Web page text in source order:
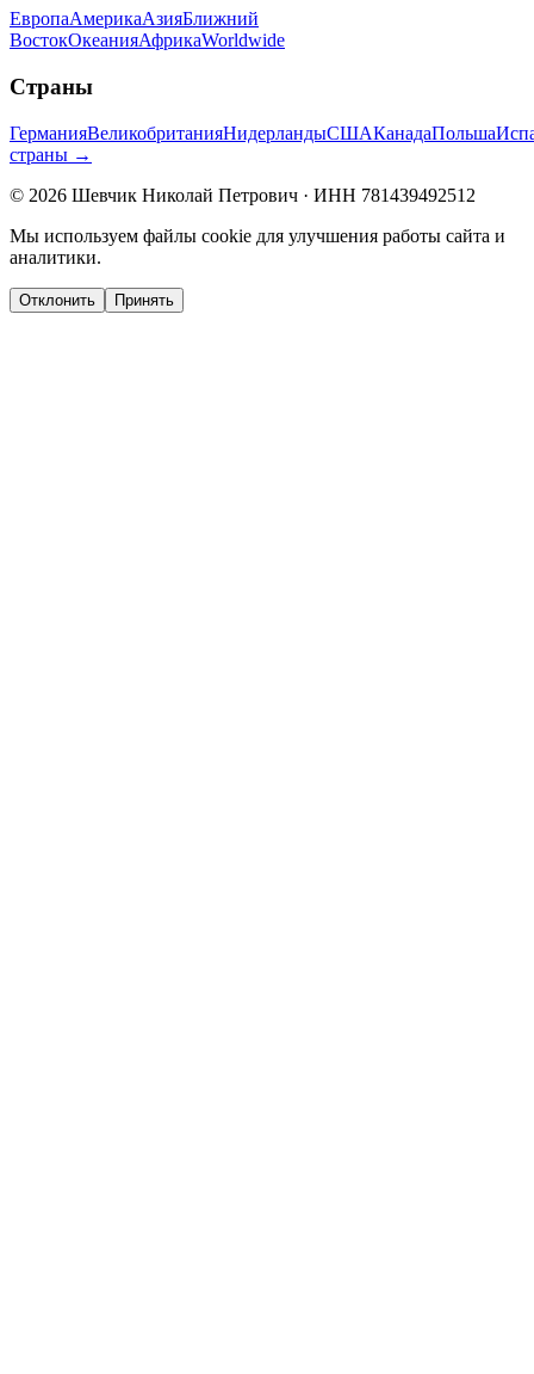
ЕвропаАмерикаАзияБлижний
ВостокОкеанияАфрикаWorldwide
Страны
ГерманияВеликобританияНидерландыСШАКанадаПольша
страны →
© 2026 Шевчик Николай Петрович · ИНН 781439492512
Мы используем файлы cookie для улучшения работы сайта и
аналитики.
Отклонить Принять